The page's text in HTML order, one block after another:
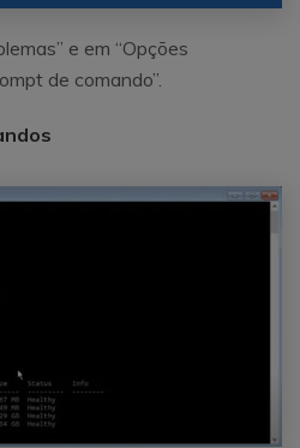
e em “Opções
de comando”.